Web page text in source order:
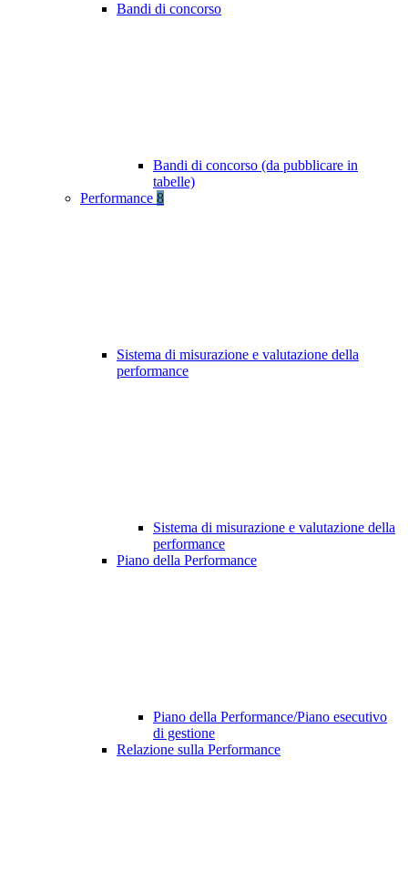
Bandi di concorso
Bandi di concorso (da pubblicare in
tabelle)
Performance 8
Sistema di misurazione e valutazione della
performance
Sistema di misurazione e valutazione della
performance
Piano della Performance
Piano della Performance/Piano esecutivo
di gestione
Relazione sulla Performance